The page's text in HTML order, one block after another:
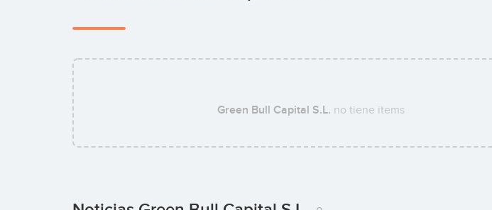
Green Bull Capital S.L. no tiene items